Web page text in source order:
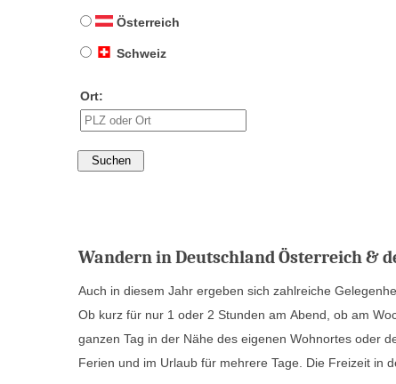
Österreich
Schweiz
Ort:
Wandern in Deutschland Österreich &
Auch in diesem Jahr ergeben sich zahlreiche
Ob kurz für nur 1 oder 2 Stunden am Abend, ob am
ganzen Tag in der Nähe des eigenen Wohnortes oder
Ferien und im Urlaub für mehrere Tage. Die Freizeit in
mit der Familie oder Freunden, beim Wandern und
Klein ihrer Freude. Gastgeber aus den
Österreich und der Schweiz geben Tipps für die